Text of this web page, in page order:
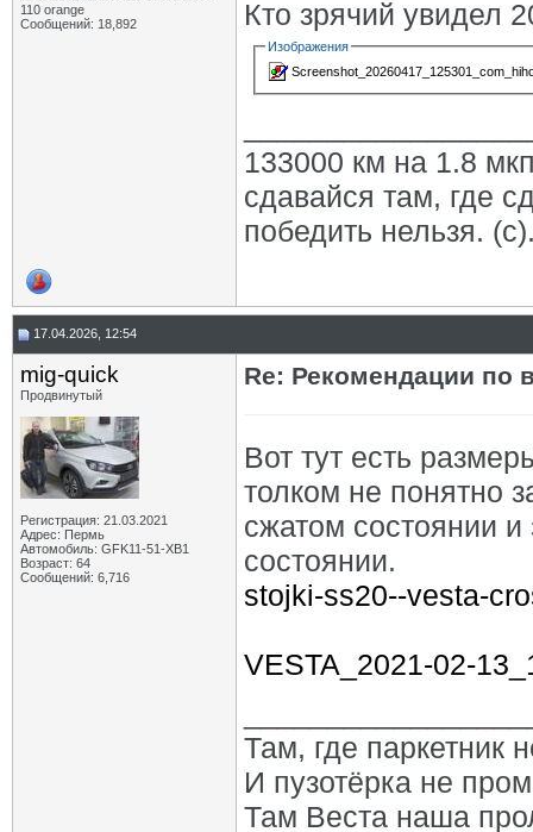
110 orange
Сообщений: 18,892
Кто зрячий увидел
Изображения
133000 км на 1.8
сдавайся там, где
победить нельзя.
17.04.2026, 12:54
mig-quick
Продвинутый
Регистрация: 21.03.2021
Адрес: Пермь
Автомобиль: GFK11-51-ХВ1
Возраст: 64
Сообщений: 6,716
Re: Рекомендации по
Вот тут есть
толком не понятно
сжатом состоянии
состоянии.
stojki-ss20--vesta-
VESTA_2021-02-
Там, где паркетник
И пузотёрка не
Там Веста наша